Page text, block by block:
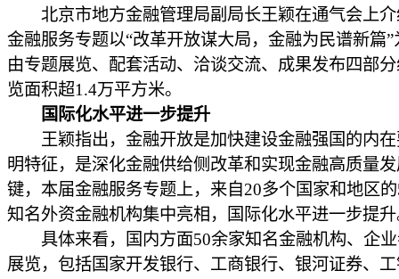
北京市地方金融管理局副局长王颖在通气会上介
金融服务专题以“改革开放谋大局，金融为民谱新篇”
由专题展览、配套活动、洽谈交流、成果发布四部
览面积超1.4万平方米。
国际化水平进一步提升
王颖指出，金融开放是加快建设金融强国的内在
明特征，是深化金融供给侧改革和实现金融高质量
键，本届金融服务专题上，来自20多个国家和地区
知名外资金融机构集中亮相，国际化水平进一步提
具体来看，国内方面50余家知名金融机构、企业
展览，包括国家开发银行、工商银行、银河证券、